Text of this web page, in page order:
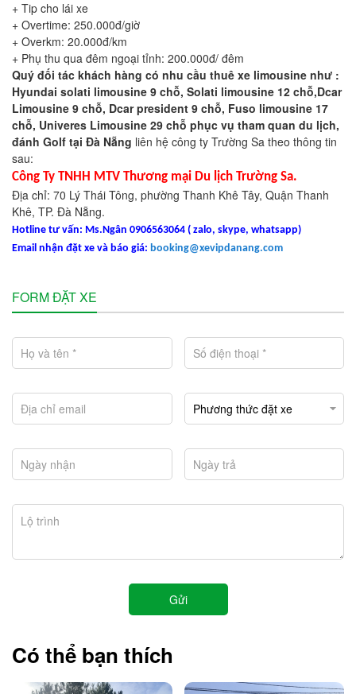
+ Tip cho lái xe
+ Overtime: 250.000đ/giờ
+ Overkm: 20.000đ/km
+ Phụ thu qua đêm ngoại tỉnh: 200.000đ/ đêm
Quý đối tác khách hàng có nhu cầu thuê xe limousine như :
Hyundai solati limousine 9 chỗ, Solati limousine 12 chỗ,Dcar
Limousine 9 chỗ, Dcar president 9 chỗ, Fuso limousine 17
chỗ, Univeres Limousine 29 chỗ phục vụ tham quan du lịch,
đánh Golf tại Đà Nẵng liên hệ công ty Trường Sa theo thông tin
sau:
Công Ty TNHH MTV Thương mại Du lịch Trường Sa.
Địa chỉ: 70 Lý Thái Tông, phường Thanh Khê Tây, Quận Thanh
Khê, TP. Đà Nẵng.
Hotline tư vấn: Ms.Ngân 0906563064 ( zalo, skype, whatsapp)
Email nhận đặt xe và báo giá: booking@xevipdanang.com
FORM ĐẶT XE
Có thể bạn thích